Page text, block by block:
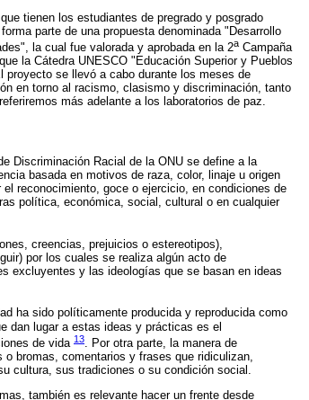
tienen los estudiantes de pregrado y posgrado
parte de una propuesta denominada "Desarrollo
la cual fue valorada y aprobada en la 2a Campaña
la Cátedra UNESCO "Educación Superior y Pueblos
proyecto se llevó a cabo durante los meses de
en torno al racismo, clasismo y discriminación, tanto
más adelante a los laboratorios de paz.
Discriminación Racial de la ONU se define a la
basada en motivos de raza, color, linaje u origen
reconocimiento, goce o ejercicio, en condiciones de
política, económica, social, cultural o en cualquier
creencias, prejuicios o estereotipos),
por los cuales se realiza algún acto de
excluyentes y las ideologías que se basan en ideas
ha sido políticamente producida y reproducida como
dan lugar a estas ideas y prácticas es el
de vida 13
. Por otra parte, la manera de
bromas, comentarios y frases que ridiculizan,
cultura, sus tradiciones o su condición social.
también es relevante hacer un frente desde